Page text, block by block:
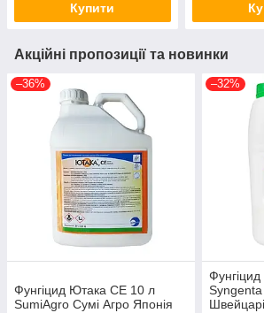
Купити
Акційні пропозиції та новинки
–36%
Фунгіцид Ютака СЕ 10 л
SumiAgro Сумі Агро Японія
–32%